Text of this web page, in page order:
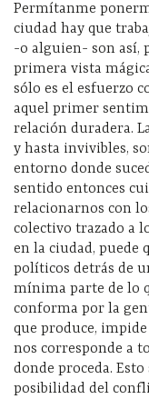
Permítanme
ciudad hay que
-o alguien- son así,
primera vista
sólo es el esfuerzo
aquel primer
relación duradera.
y hasta invivibles,
entorno donde
sentido entonces
relacionarnos con
colectivo trazado a
en la ciudad, puede
políticos detrás de
mínima parte de lo
conforma por la
que produce,
nos corresponde a
donde proceda.
posibilidad del